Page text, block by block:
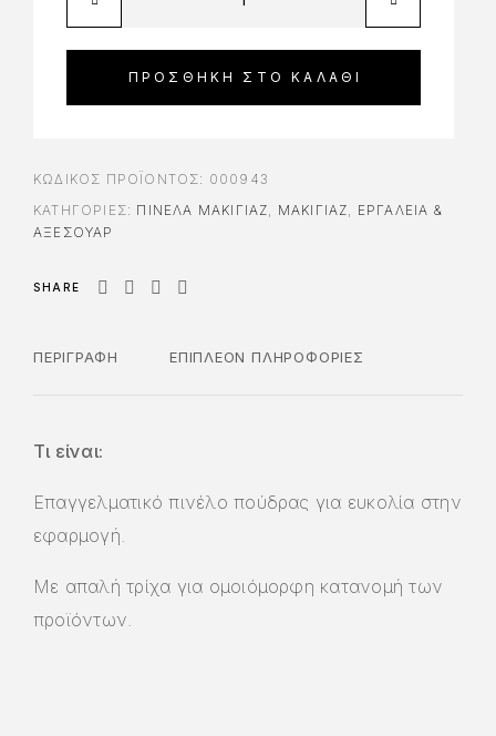
ΠΡΟΣΘΉΚΗ ΣΤΟ ΚΑΛΆΘΙ
ΚΩΔΙΚΌΣ ΠΡΟΪΌΝΤΟΣ: 000943
ΚΑΤΗΓΟΡΊΕΣ: ΠΙΝΈΛΑ ΜΑΚΙΓΙΆΖ, ΜΑΚΙΓΙΑΖ, ΕΡΓΑΛΕΊΑ &
ΑΞΕΣΟΥΆΡ
SHARE
ΠΕΡΙΓΡΑΦΉ ΕΠΙΠΛΈΟΝ ΠΛΗΡΟΦΟΡΊΕΣ
Τι είναι:
Επαγγελματικό πινέλο πούδρας για ευκολία στην
εφαρμογή.
Με απαλή τρίχα για ομοιόμορφη κατανομή των
προϊόντων.